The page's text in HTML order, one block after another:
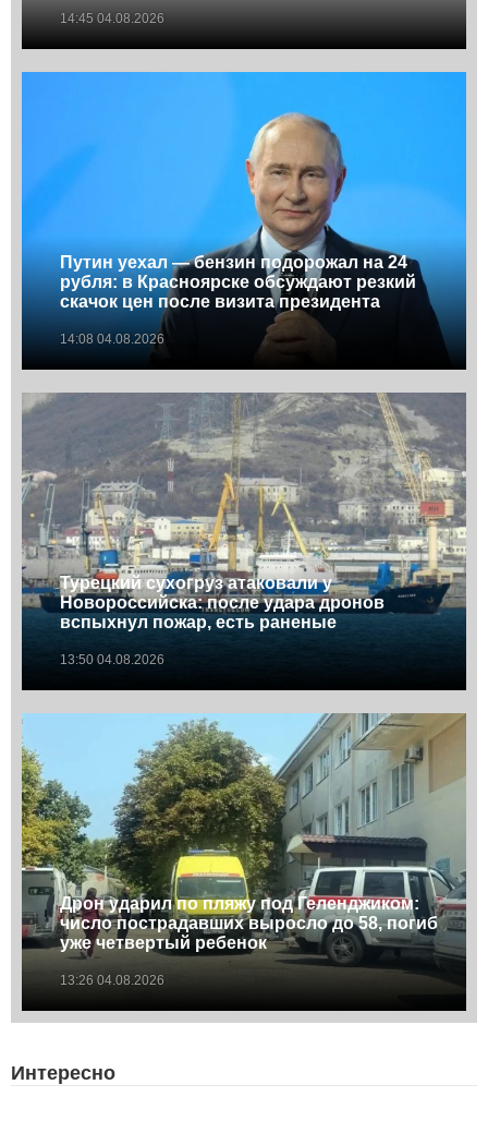
14:45 04.08.2026
Путин уехал — бензин подорожал на 24
рубля: в Красноярске обсуждают резкий
скачок цен после визита президента
14:08 04.08.2026
Турецкий сухогруз атаковали у
Новороссийска: после удара дронов
вспыхнул пожар, есть раненые
13:50 04.08.2026
Дрон ударил по пляжу под Геленджиком:
число пострадавших выросло до 58, погиб
уже четвертый ребенок
13:26 04.08.2026
Интересно